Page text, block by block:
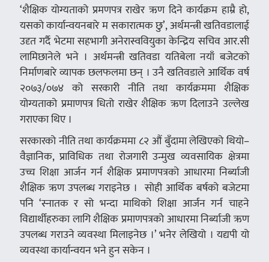
‘शैक्षिक योग्यताको प्रमणपत्र राखेर ऋण दिने कार्यक्रम हाम्रै हो,
यसको कार्यान्वयनबारे म सकारात्मक छु’, अर्थमन्त्री खतिवडालाई
उदृत गर्दै भेटमा सहभागी अनेरास्ववियुका केन्द्रिय सचिव आर.सी
लामिछानेले भने । अर्थमन्त्री खतिवडा यतिबेला नयाँ बजेटको
निर्माणबारे व्यापक छलफलमा छन् । उनै खतिवडाले आर्थिक वर्ष
२०७३/०७४ को सरकारी नीति तथा कार्यक्रममा शैक्षिक
योग्यताको प्रमाणपत्र धितो राखेर शैक्षिक ऋण दिलाउने उल्लेख
गराएका थिए ।
सरकारको नीति तथा कार्यक्रममा ८२ औं बुँदामा लेखिएको थियो–
वैज्ञानिक, प्राविधिक तथा रोजगारी उन्मुख व्यवसायिक क्षेत्रमा
उच्च शिक्षा आर्जन गर्न शैक्षिक प्रमाणपत्रको आधारमा निर्ब्याजी
शैक्षिक ऋण उपलब्ध गराइनेछ । सोही आर्थिक बर्षको बजेटमा
पनि ‘स्नातक र सो भन्दा माथिको शिक्षा आर्जन गर्न चाहने
विद्यार्थीहरुका लागि शैक्षिक प्रमाणपत्रको आधारमा निर्ब्याजी ऋण
उपलब्ध गराउने व्यवस्था मिलाइनेछ ।’ भनेर लेखियो । यद्यपी यो
व्यवस्था कार्यान्वयन भने हुन सकेन ।